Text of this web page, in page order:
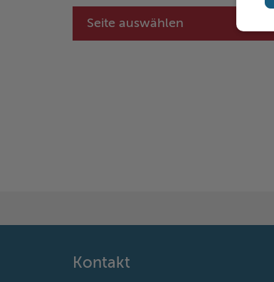
Seite auswählen
Kontakt